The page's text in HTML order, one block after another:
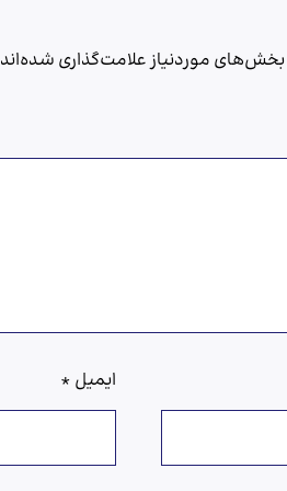
بخش‌های موردنیاز علامت‌گذاری شده‌اند
ایمیل *